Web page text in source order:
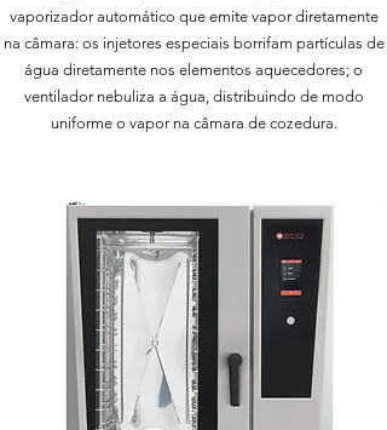
vaporizador automático que emite vapor diretamente
na câmara: os injetores especiais borrifam partículas de
água diretamente nos elementos aquecedores; o
ventilador nebuliza a água, distribuindo de modo
uniforme o vapor na câmara de cozedura.